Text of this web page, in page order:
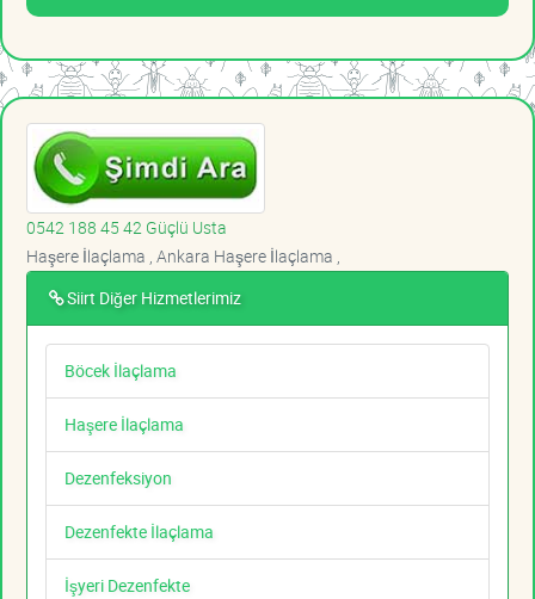
0542 188 45 42 Güçlü Usta
Haşere İlaçlama , Ankara Haşere İlaçlama ,
Siirt Diğer Hizmetlerimiz
Böcek İlaçlama
Haşere İlaçlama
Dezenfeksiyon
Dezenfekte İlaçlama
İşyeri Dezenfekte